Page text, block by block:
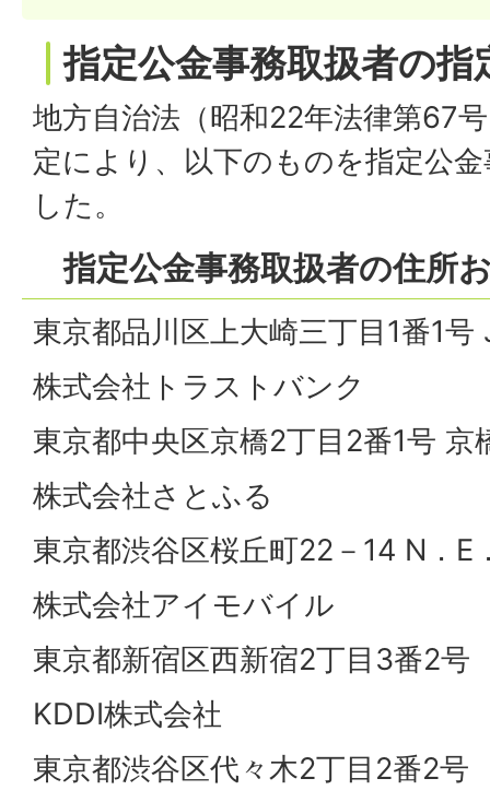
指定公金事務取扱者の指
地方自治法（昭和22年法律第67
定により、以下のものを指定公
した。
指定公金事務取扱者の住所
東京都品川区上大崎三丁目1番1
株式会社トラストバンク
東京都中央区京橋2丁目2番1号
株式会社さとふる
東京都渋谷区桜丘町22－14 N．E
株式会社アイモバイル
東京都新宿区西新宿2丁目3番2号
KDDI株式会社
東京都渋谷区代々木2丁目2番2号